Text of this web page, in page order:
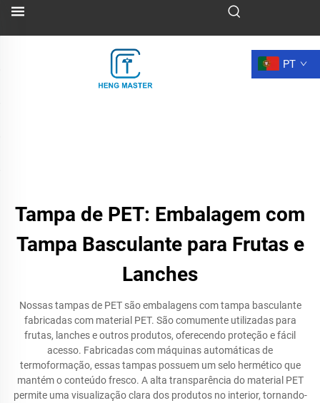
PT
Tampa de PET: Embalagem com
Tampa Basculante para Frutas e
Lanches
Nossas tampas de PET são embalagens com tampa basculante
fabricadas com material PET. São comumente utilizadas para
frutas, lanches e outros produtos, oferecendo proteção e fácil
acesso. Fabricadas com máquinas automáticas de
termoformação, essas tampas possuem um selo hermético que
mantém o conteúdo fresco. A alta transparência do material PET
permite uma visualização clara dos produtos no interior, tornando-